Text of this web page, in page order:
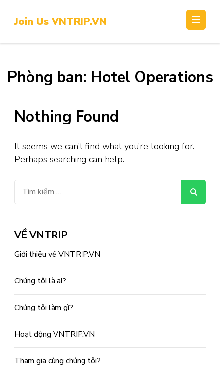
(Press
Join Us VNTRIP.VN
Phòng ban: Hotel Operations
Nothing Found
It seems we can’t find what you’re looking for.
Perhaps searching can help.
Tìm
VỀ VNTRIP
Giới thiệu về VNTRIP.VN
Chúng tôi là ai?
Chúng tôi làm gì?
Hoạt động VNTRIP.VN
Tham gia cùng chúng tôi?